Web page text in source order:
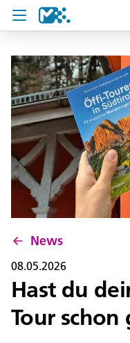
Crissa
Mi viac
Chertes de viac
U19 Pass
News
Servisc y cuntat
News
08.05.2026
Hast du
Tour schon